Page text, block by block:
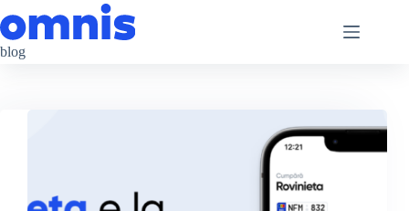
la
conținut
blog